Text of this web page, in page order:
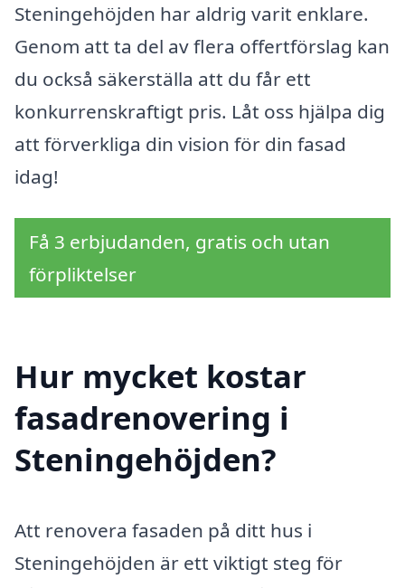
Steningehöjden har aldrig varit enklare.
Genom att ta del av flera offertförslag kan
du också säkerställa att du får ett
konkurrenskraftigt pris. Låt oss hjälpa dig
att förverkliga din vision för din fasad
idag!
Få 3 erbjudanden, gratis och utan
förpliktelser
Hur mycket kostar
fasadrenovering i
Steningehöjden?
Att renovera fasaden på ditt hus i
Steningehöjden är ett viktigt steg för